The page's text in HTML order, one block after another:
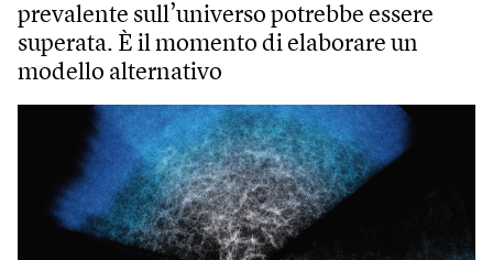
prevalente sull’universo potrebbe essere
superata. È il momento di elaborare un
modello alternativo